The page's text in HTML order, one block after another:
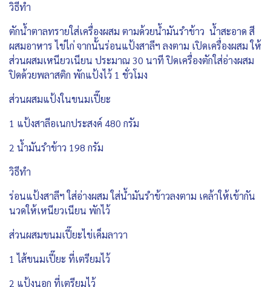
วิธีทำ
ตักน้ำตาลทรายใส่เครื่องผสม ตามด้วยน้ำมันรำข้าว น้ำสะอาด สี
ผสมอาหาร ไข่ไก่ จากนั้นร่อนแป้งสาลีฯ ลงตาม เปิดเครื่องผสม ให้
ส่วนผสมเหนียวเนียน ประมาณ 30 นาที ปิดเครื่องตักใส่อ่างผสม
ปิดด้วยพลาสติก พักแป้งไว้ 1 ชั่วโมง
ส่วนผสมแป้งในขนมเปี๊ยะ
1 แป้งสาลีอเนกประสงค์ 480 กรัม
2 น้ำมันรำข้าว 198 กรัม
วิธีทำ
ร่อนแป้งสาลีฯ ใส่อ่างผสม ใส่น้ำมันรำข้าวลงตาม เคล้าให้เข้ากัน
นวดให้เหนียวเนียน พักไว้
ส่วนผสมขนมเปี๊ยะไข่เค็มลาวา
1 ไส้ขนมเปี๊ยะ ที่เตรียมไว้
2 แป้งนอก ที่เตรียมไว้